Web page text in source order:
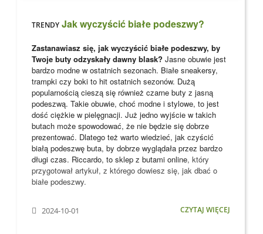
TRENDY Jak wyczyścić białe podeszwy?
Zastanawiasz się, jak wyczyścić białe podeszwy, by
Twoje buty odzyskały dawny blask? Jasne obuwie jest
bardzo modne w ostatnich sezonach. Białe sneakersy,
trampki czy boki to hit ostatnich sezonów. Dużą
popularnością cieszą się również czarne buty z jasną
podeszwą. Takie obuwie, choć modne i stylowe, to jest
dość ciężkie w pielęgnacji. Już jedno wyjście w takich
butach może spowodować, że nie będzie się dobrze
prezentować. Dlatego też warto wiedzieć, jak czyścić
białą podeszwę buta, by dobrze wyglądała przez bardzo
długi czas. Riccardo, to sklep z butami online, który
przygotował artykuł, z którego dowiesz się, jak dbać o
białe podeszwy.
2024-10-01 CZYTAJ WIĘCEJ